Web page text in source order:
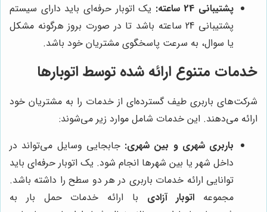
پشتیبانی 24 ساعته:
یک اتوبار حرفه‌ای باید دارای سیستم
پشتیبانی 24 ساعته باشد تا در صورت بروز هرگونه مشکل
یا سوال، به سرعت پاسخگوی مشتریان خود باشد.
خدمات متنوع ارائه شده توسط اتوبارها
شرکت‌های باربری طیف گسترده‌ای از خدمات را به مشتریان خود
ارائه می‌دهند. این خدمات شامل موارد زیر می‌شوند:
باربری شهری و بین شهری: جابجایی وسایل می‌تواند در
داخل شهر یا بین شهرها انجام شود. یک اتوبار حرفه‌ای باید
توانایی ارائه خدمات باربری در هر دو سطح را داشته باشد.
مجموعه اتوبار آزادی با ارائه خدمات حمل بار به